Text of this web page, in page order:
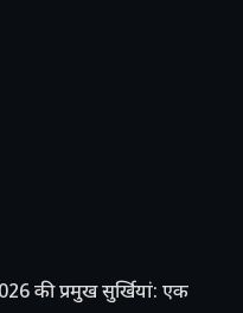
की प्रमुख सुर्खियां: एक